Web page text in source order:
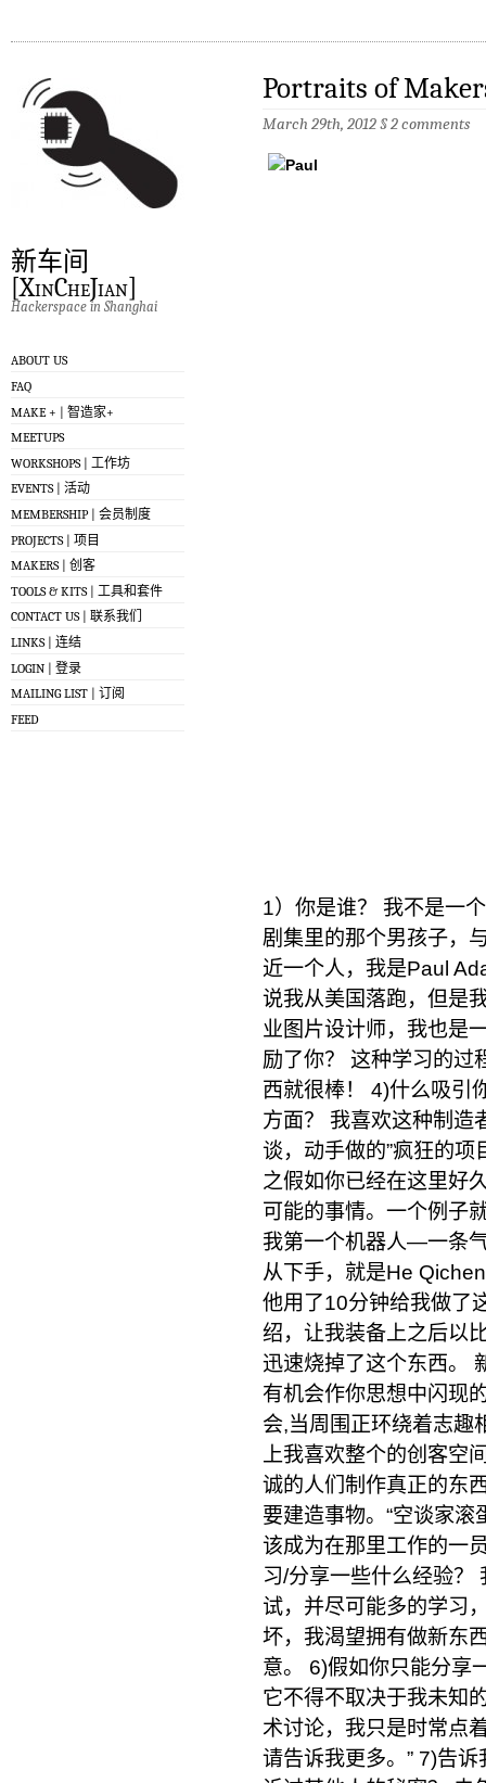
新车间
[XinCheJian]
Hackerspace in Shanghai
ABOUT US
FAQ
MAKE + | 智造家+
MEETUPS
WORKSHOPS | 工作坊
EVENTS | 活动
MEMBERSHIP | 会员制度
PROJECTS | 项目
MAKERS | 创客
TOOLS & KITS | 工具和套件
CONTACT US | 联系我们
LINKS | 连结
LOGIN | 登录
MAILING LIST | 订阅
FEED
Portraits of
March 29th, 2012§2 comments
1）你是谁？ 我不是一
剧集里的那个男孩子，
近一个人，我是Paul
说我从美国落跑，但是
业图片设计师，我也是
励了你？ 这种学习的过
西就很棒！ 4)什么吸引
方面？ 我喜欢这种制造
谈，动手做的”疯狂的
之假如你已经在这里好
可能的事情。一个例子
我第一个机器人—一条
从下手，就是He
他用了10分钟给我做了
绍，让我装备上之后以
迅速烧掉了这个东西。
有机会作你思想中闪现
会,当周围正环绕着志趣
上我喜欢整个的创客空
诚的人们制作真正的东
要建造事物。“空谈家滚
该成为在那里工作的一
习/分享一些什么经验？
试，并尽可能多的学习
坏，我渴望拥有做新东
意。 6)假如你只能分享
它不得不取决于我未知
术讨论，我只是时常点
请告诉我更多。” 7)告